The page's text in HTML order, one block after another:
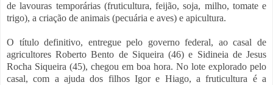
de lavouras temporárias (fruticultura, feijão, soja, milho, tomate e
trigo), a criação de animais (pecuária e aves) e apicultura.
O título definitivo, entregue pelo governo federal, ao casal de
agricultores Roberto Bento de Siqueira (46) e Sidineia de Jesus
Rocha Siqueira (45), chegou em boa hora. No lote explorado pelo
casal, com a ajuda dos filhos Igor e Hiago, a fruticultura é a